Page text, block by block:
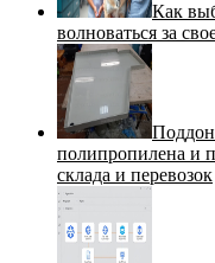
Как
волноваться за
Поддон
полипропилена и
склада и перевозок